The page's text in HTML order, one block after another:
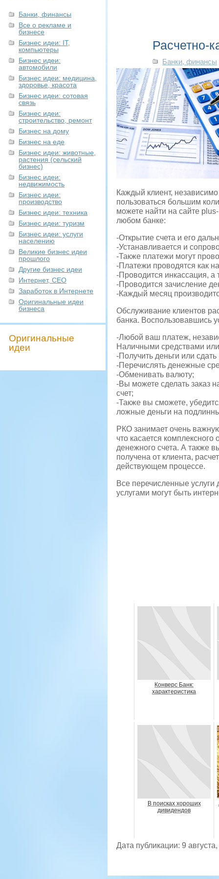
Банки, финансы
Все о рекламе и
бизнесе
Бизнес идеи: IT,
компьютеры
Бизнес идеи:
автомобили
Бизнес идеи: медицина,
здоровье, красота
Бизнес идеи: сотовая
связь
Бизнес идеи:
строительство, ремонт
Бизнес на дому
Бизнес на еде
Бизнес идеи: животные,
растения (сельский
бизнес)
Бизнес идеи:
недвижимость
Бизнес идеи:
производство
Бизнес идеи: техника
Бизнес идеи: туризм
Бизнес идеи: услуги
населению
Великие бизнес идеи
прошлого
Другие бизнес идеи
Интернет, СЕО
Заработок в Интернете
Оригинальные идеи
бизнеса
Оригинальные
идеи
Расчетно-
Банки, финансы
Каждый клиент, независимо
пользоваться большим
можете найти на сайте
любом банке:
-Открытие счета и его
-Устанавливается и
-Также платежи могут
-Платежи проводятся как
-Проводится инкассация, а
-Проводится зачисление
-Каждый месяц
Обслуживание клиентов
банка. Воспользовавшись
-Любой ваш платеж,
Наличными средствами
-Получить деньги или сдать
-Перечислять денежные
-Обменивать валюту;
-Вы можете сделать заказ
счет;
-Также вы сможете,
ложные деньги на
РКО занимает очень
что касается
денежного счета. А также
получена от клиента,
действующем процессе.
Все перечисленные услуги
услугами могут быть
Конверс Банк:
характеристика
В поисках хороших
дивидендов
Дата публикации: 9